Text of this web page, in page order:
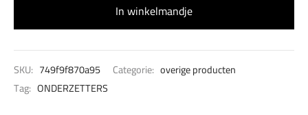
In winkelmandje
SKU: 749f9f870a95 Categorie: overige producten
Tag: ONDERZETTERS